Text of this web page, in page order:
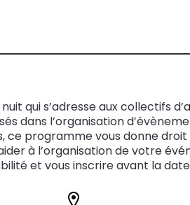
qui s’adresse aux collectifs
dans l’organisation
ce programme vous donne
à l’organisation de votre
et vous inscrire avant la